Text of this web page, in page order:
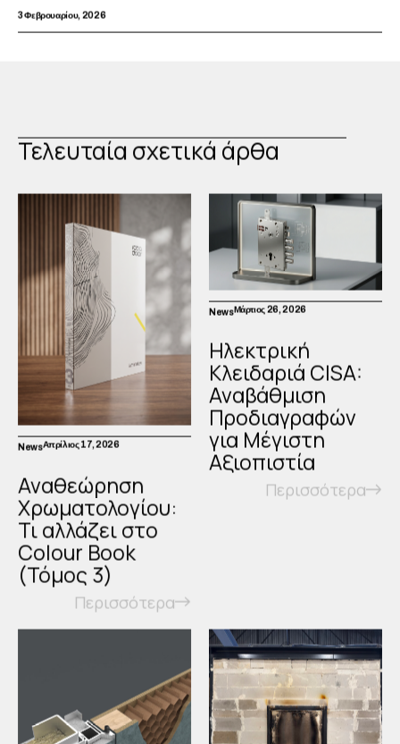
3 Φεβρουαρίου, 2026
Τελευταία σχετικά άρθα
NewsΑπρίλιος 17, 2026
Αναθεώρηση
Χρωματολογίου:
Τι αλλάζει στο
Colour Book
(Τόμος 3)
Περισσότερα
NewsΜάρτιος 26, 2026
Ηλεκτρική
Κλειδαριά CISA:
Αναβάθμιση
Προδιαγραφών
για Μέγιστη
Αξιοπιστία
Περισσότερα